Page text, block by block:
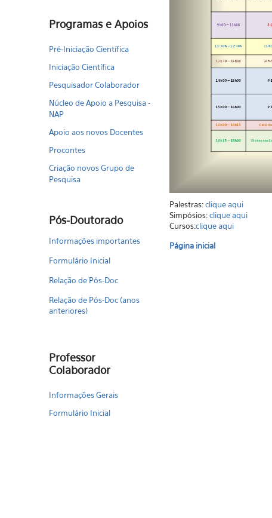
Programas e Apoios
Pré-Iniciação Científica
Iniciação Científica
Pesquisador Colaborador
Núcleo de Apoio a Pesquisa -
NAP
Apoio aos novos Docentes
Procontes
Criação novos Grupo de
Pesquisa
Pós-Doutorado
Informações importantes
Formulário Inicial
Relação de Pós-Doc
Relação de Pós-Doc (anos
anteriores)
Professor
Colaborador
Informações Gerais
Formulário Inicial
Palestras:clique aqui
Simpósios:clique aqui
Cursos:clique aqui
Página inicial